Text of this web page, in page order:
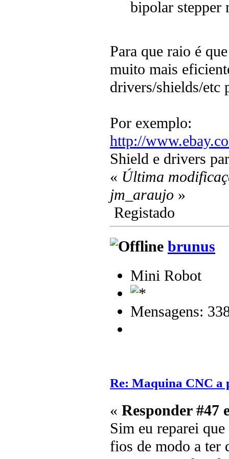
bipolar stepper
Para que raio é
muito mais
drivers/shields/etc
Por exemplo:
http://
Shield e drivers
« Última
jm_araujo »
Registado
brunus
Mini Robot
Mensagens:
Re: Maquina CNC a
« Responder #47
Sim eu reparei
fios de modo a ter